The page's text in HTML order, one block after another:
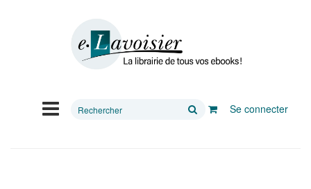
Rechercher
Se connecter